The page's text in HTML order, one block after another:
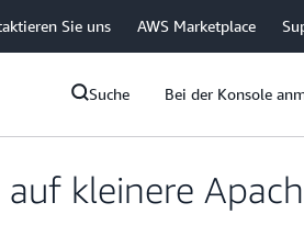
Sie uns AWS Marketplace
Suche Bei der Konsole
kleinere